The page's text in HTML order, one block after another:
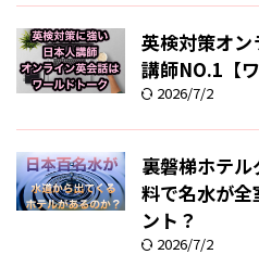
英検対策オ
講師NO.1【
2026/7/2
裏磐梯ホテ
料で名水が
ント？
2026/7/2